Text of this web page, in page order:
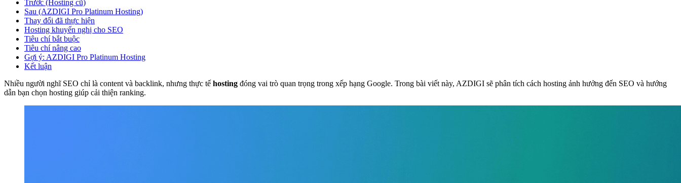
Trước (Hosting cũ)
Sau (AZDIGI Pro Platinum Hosting)
Thay đổi đã thực hiện
Hosting khuyến nghị cho SEO
Tiêu chí bắt buộc
Tiêu chí nâng cao
Gợi ý: AZDIGI Pro Platinum Hosting
Kết luận
Nhiều người nghĩ SEO chỉ là content và backlink, nhưng thực tế hosting đóng vai trò quan trọng trong xếp hạng Google. Trong bài viết này, AZDIGI sẽ phân tích cách hosting ảnh hưởng đến SEO và hướng
dẫn bạn chọn hosting giúp cải thiện ranking.